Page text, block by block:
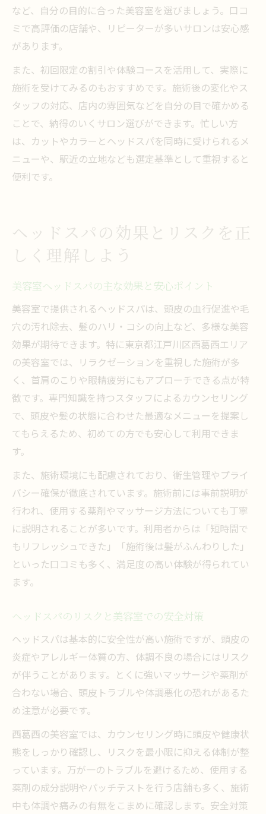
など、自分の目的に合った美容室を選びましょう。口コ
ミで高評価の店舗や、リピーターが多いサロンは安心感
があります。
また、初回限定の割引や体験コースを活用して、実際に
施術を受けてみるのもおすすめです。施術後の変化やス
タッフの対応、店内の雰囲気などを自分の目で確かめる
ことで、納得のいくサロン選びができます。忙しい方
は、カットやカラーとヘッドスパを同時に受けられるメ
ニューや、駅近の立地なども選定基準として重視すると
便利です。
ヘッドスパの効果とリスクを正
しく理解しよう
美容室ヘッドスパの主な効果と安心ポイント
美容室で提供されるヘッドスパは、頭皮の血行促進や毛
穴の汚れ除去、髪のハリ・コシの向上など、多様な美容
効果が期待できます。特に東京都江戸川区西葛西エリア
の美容室では、リラクゼーションを重視した施術が多
く、首肩のこりや眼精疲労にもアプローチできる点が特
徴です。専門知識を持つスタッフによるカウンセリング
で、頭皮や髪の状態に合わせた最適なメニューを提案し
てもらえるため、初めての方でも安心して利用できま
す。
また、施術環境にも配慮されており、衛生管理やプライ
バシー確保が徹底されています。施術前には事前説明が
行われ、使用する薬剤やマッサージ方法についても丁寧
に説明されることが多いです。利用者からは「短時間で
もリフレッシュできた」「施術後は髪がふんわりした」
といった口コミも多く、満足度の高い体験が得られてい
ます。
ヘッドスパのリスクと美容室での安全対策
ヘッドスパは基本的に安全性が高い施術ですが、頭皮の
炎症やアレルギー体質の方、体調不良の場合にはリスク
が伴うことがあります。とくに強いマッサージや薬剤が
合わない場合、頭皮トラブルや体調悪化の恐れがあるた
め注意が必要です。
西葛西の美容室では、カウンセリング時に頭皮や健康状
態をしっかり確認し、リスクを最小限に抑える体制が整
っています。万が一のトラブルを避けるため、使用する
薬剤の成分説明やパッチテストを行う店舗も多く、施術
中も体調や痛みの有無をこまめに確認します。安全対策